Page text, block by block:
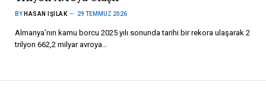
BY HASAN IŞILAK 29 TEMMUZ 2026
Almanya’nın kamu borcu 2025 yılı sonunda tarihi bir rekora ulaşarak 2
trilyon 662,2 milyar avroya…